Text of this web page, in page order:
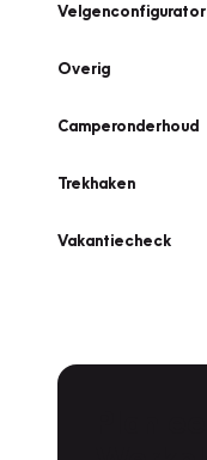
Velgenconfigurator
Overig
Camperonderhoud
Trekhaken
Vakantiecheck